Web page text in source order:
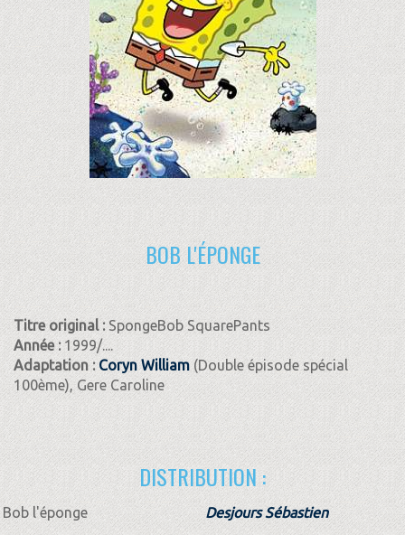
BOB L'ÉPONGE
Titre original : SpongeBob SquarePants
Année : 1999/....
Adaptation : Coryn William (Double épisode spécial
100ème), Gere Caroline
DISTRIBUTION :
Bob l'éponge Desjours Sébastien